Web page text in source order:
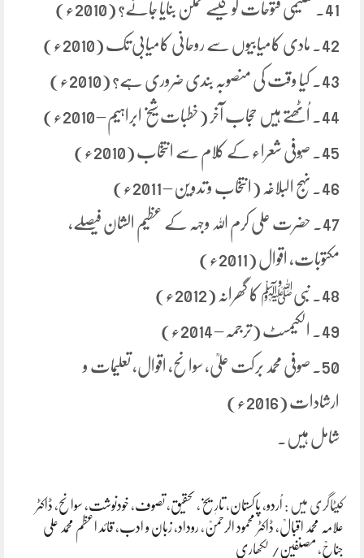
41. تعلیمی فتوحات کو کیسے ممکن بنایا جائے؟ (2010ء)
42. مادی کامیابیوں سے روحانی کامیابی تک (2010ء)
43. کیا وقت کی منصوبہ بندی ضروری ہے؟ (2010ء)
44. اُٹھتے ہیں حجاب آخر (خطبات شیخ ابراہیم – 2010ء)
45. صُوفی شعراء کے کلام سے انتخاب (2010ء)
46. نہج البلاغہ (انتخاب و تدوین – 2011ء)
47. حضرت علی کرم اللہ وجہہ کے عظیم الشان فیصلے،
مکتوبات، اقوال (2011ء)
48. نبیﷺ کا گھرانہ (2012ء)
49. الکیمسٹ (ترجمہ – 2014ء)
50. صوفی محمد برکت علیؒ، سوانح، اقوال، تعلیمات و
ارشادات (2016ء)
شامل ہیں.
کیٹاگری میں : اُردو، پاکستان، تاریخ ، تحقیق، تصوف، خودنوشت، سوانح، ڈاکٹر
علامہ محمد اقبالؒ، ڈاکٹر محمود الرحمٰنؒ ، روداد،زبان و ادب،قائد اعظم محمد علی
جناحؒ، مصنفین/ لکھاری